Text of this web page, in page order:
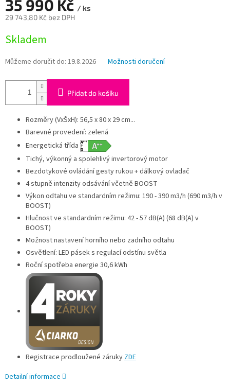
35 990 Kč / ks
29 743,80 Kč bez DPH
cena:
Skladem
Můžeme doručit do: 19.8.2026 Možnosti doručení
Přidat do košíku
Rozměry (VxŠxH): 56,5 x 80 x 29 cm...
Barevné provedení: zelená
Energetická třída
Tichý, výkonný a spolehlivý invertorový motor
Bezdotykové ovládání gesty rukou + dálkový ovladač
4 stupně intenzity odsávání včetně BOOST
Výkon odtahu ve standardním režimu: 190 - 390 m3/h (690 m3/h v
BOOST)
Hlučnost ve standardním režimu: 42 - 57 dB(A) (68 dB(A) v
BOOST)
Možnost nastavení horního nebo zadního odtahu
Osvětlení: LED pásek s regulací odstínu světla
Roční spotřeba energie 30,6 kWh
Registrace prodloužené zárukyZDE
Detailní informace